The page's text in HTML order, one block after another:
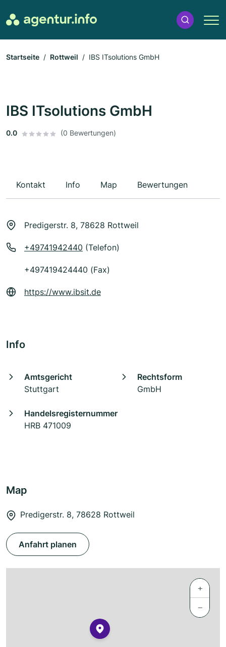
Startseite Rottweil IBS ITsolutions GmbH
IBS ITsolutions GmbH
0.0 (0 Bewertungen)
Kontakt Info Map Bewertungen
Predigerstr. 8, 78628 Rottweil
+49741942440 (Telefon)
+497419424440 (Fax)
https://www.ibsit.de
Info
Amtsgericht
Stuttgart
Rechtsform
GmbH
Handelsregisternummer
HRB 471009
Map
Predigerstr. 8, 78628 Rottweil
Anfahrt planen
+
−